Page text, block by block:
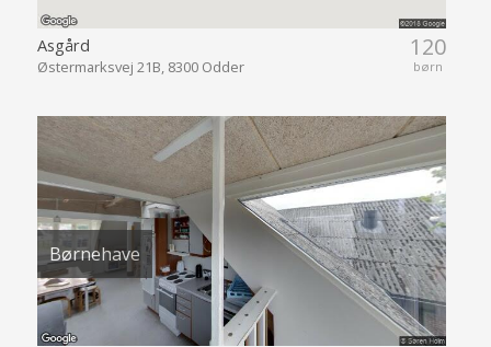
120
børn
Asgård
Østermarksvej 21B, 8300 Odder
Børnehave